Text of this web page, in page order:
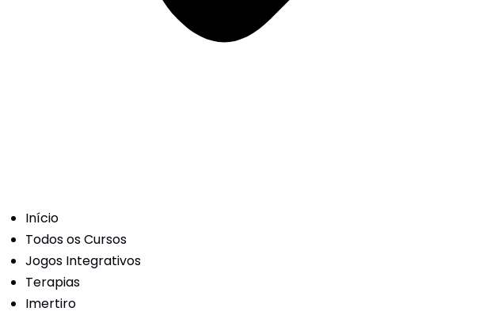
Início
Todos os Cursos
Jogos Integrativos
Terapias
Imertiro